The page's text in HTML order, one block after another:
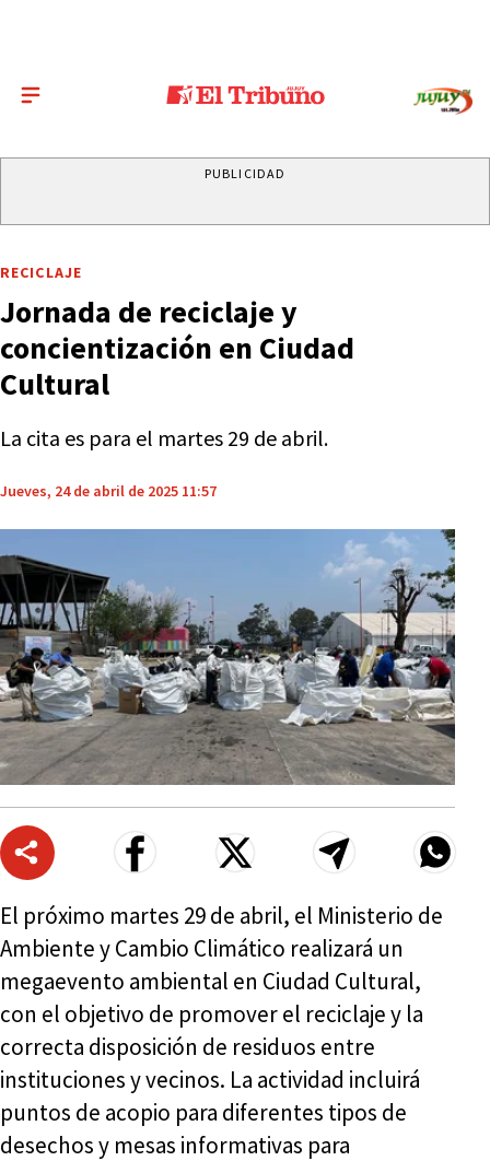
PUBLICIDAD
RECICLAJE
Jornada de reciclaje y
concientización en Ciudad
Cultural
La cita es para el martes 29 de abril.
Jueves, 24 de abril de 2025 11:57
El próximo martes 29 de abril, el Ministerio de
Ambiente y Cambio Climático realizará un
megaevento ambiental en Ciudad Cultural,
con el objetivo de promover el reciclaje y la
correcta disposición de residuos entre
instituciones y vecinos. La actividad incluirá
puntos de acopio para diferentes tipos de
desechos y mesas informativas para